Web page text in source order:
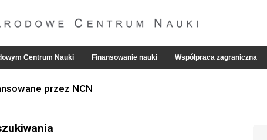
Centrum Nauki Finansowanie nauki Współpraca zagraniczna
przez NCN